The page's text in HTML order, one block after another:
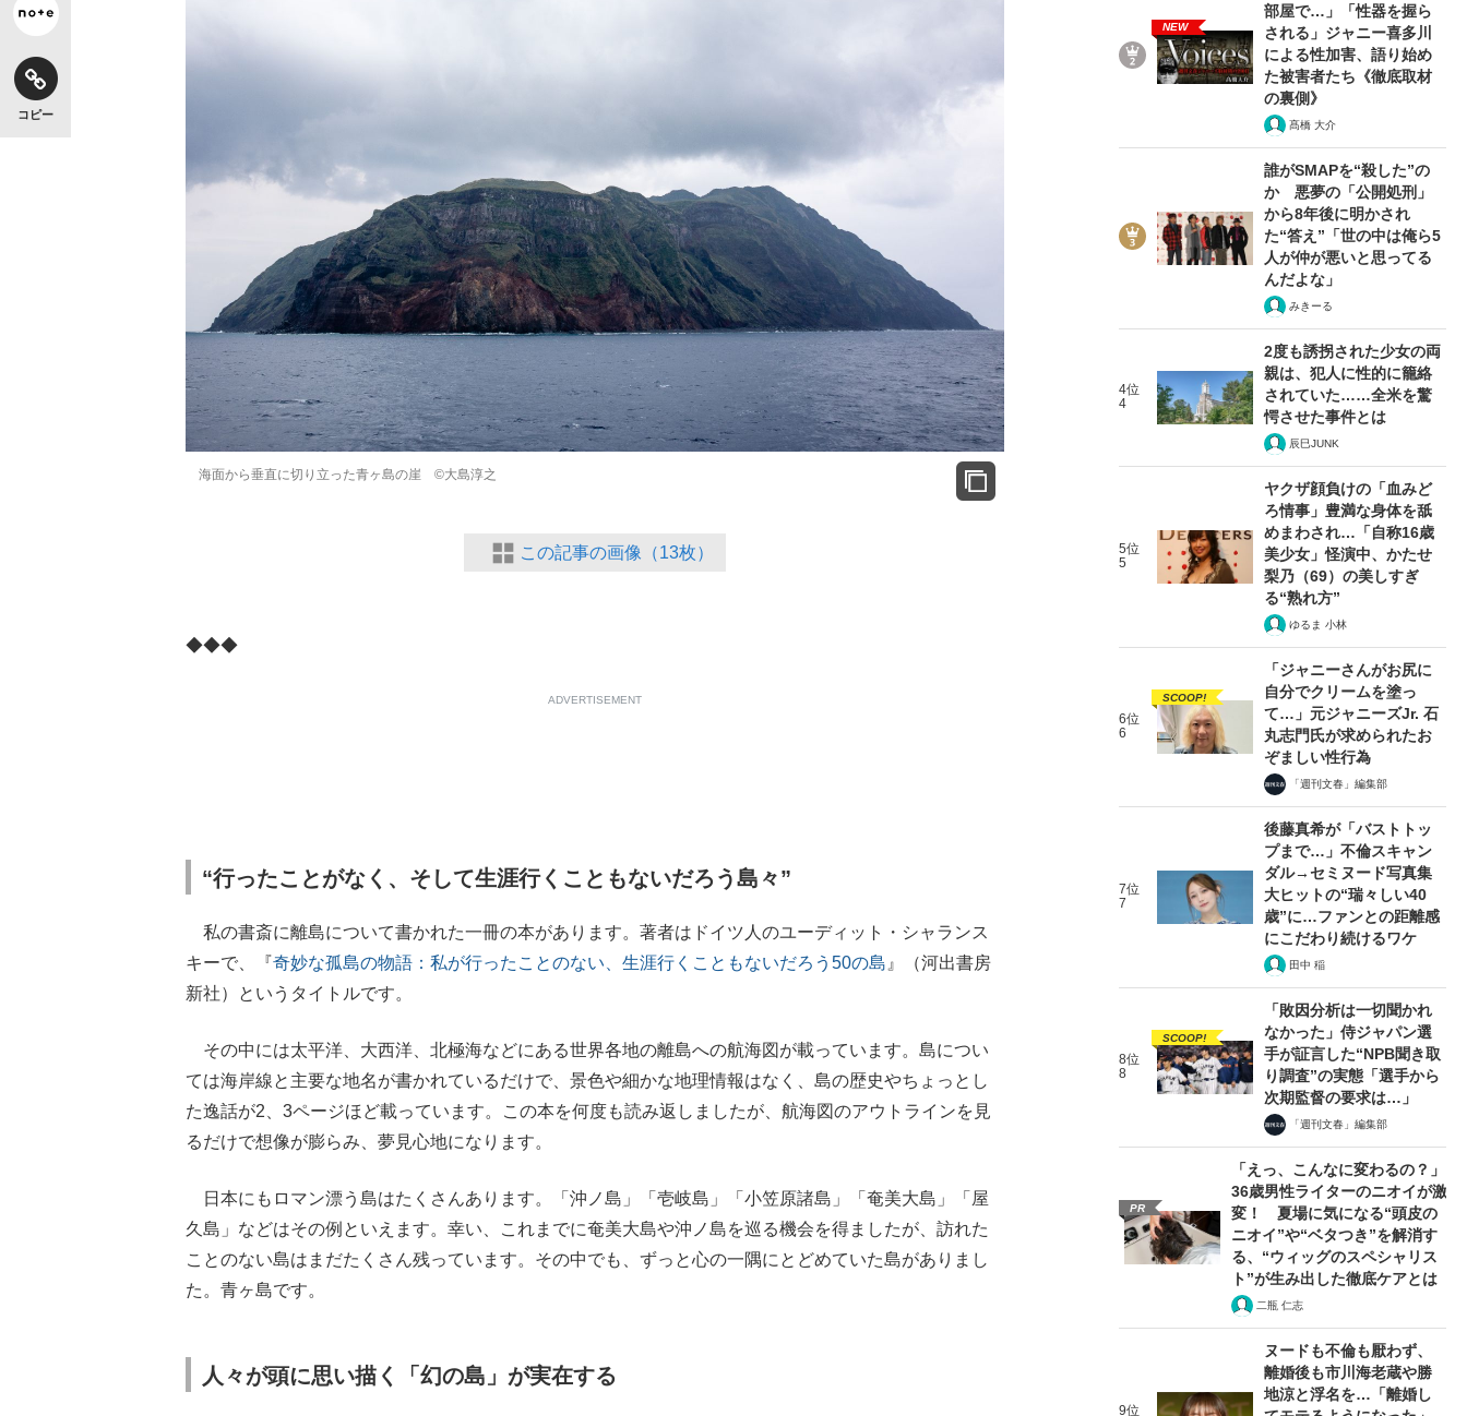
コピー
海面から垂直に切り立った青ヶ島の崖 ©️大島淳之
この記事の画像（13枚）
◆◆◆
ADVERTISEMENT
“行ったことがなく、そして生涯行くこともないだろう島々”
私の書斎に離島について書かれた一冊の本があります。著者はドイツ人のユーディット・シャランス
キーで、『奇妙な孤島の物語：私が行ったことのない、生涯行くこともないだろう50の島 』（河出書房
新社）というタイトルです。
その中には太平洋、大西洋、北極海などにある世界各地の離島への航海図が載っています。島につい
ては海岸線と主要な地名が書かれているだけで、景色や細かな地理情報はなく、島の歴史やちょっとし
た逸話が2、3ページほど載っています。この本を何度も読み返しましたが、航海図のアウトラインを見
るだけで想像が膨らみ、夢見心地になります。
日本にもロマン漂う島はたくさんあります。「沖ノ島」「壱岐島」「小笠原諸島」「奄美大島」「屋
久島」などはその例といえます。幸い、これまでに奄美大島や沖ノ島を巡る機会を得ましたが、訪れた
ことのない島はまだたくさん残っています。その中でも、ずっと心の一隅にとどめていた島がありまし
た。青ヶ島です。
人々が頭に思い描く「幻の島」が実在する
NEW
部屋で…」「性器を握ら
される」ジャニー喜多川
による性加害、語り始め
た被害者たち《徹底取材
の裏側》
髙橋 大介
誰がSMAPを“殺した”の
か 悪夢の「公開処刑」
から8年後に明かされ
た“答え”「世の中は俺ら5
人が仲が悪いと思ってる
んだよな」
みきーる
4位
4
2度も誘拐された少女の両
親は、犯人に性的に籠絡
されていた……全米を驚
愕させた事件とは
辰巳JUNK
5位
5
ヤクザ顔負けの「血みど
ろ情事」豊満な身体を舐
めまわされ…「自称16歳
美少女」怪演中、かたせ
梨乃（69）の美しすぎ
る“熟れ方”
ゆるま 小林
6位
6
SCOOP!
「ジャニーさんがお尻に
自分でクリームを塗っ
て…」元ジャニーズJr. 石
丸志門氏が求められたお
ぞましい性行為
「週刊文春」編集部
7位
7
後藤真希が「バストトッ
プまで…」不倫スキャン
ダル→セミヌード写真集
大ヒットの“瑞々しい40
歳”に…ファンとの距離感
にこだわり続けるワケ
田中 稲
8位
8
SCOOP!
「敗因分析は一切聞かれ
なかった」侍ジャパン選
手が証言した“NPB聞き取
り調査”の実態「選手から
次期監督の要求は…」
「週刊文春」編集部
PR
「えっ、こんなに変わるの？」
36歳男性ライターのニオイが激
変！ 夏場に気になる“頭皮の
ニオイ”や“ベタつき”を解消す
る、“ウィッグのスペシャリス
ト”が生み出した徹底ケアとは
二瓶 仁志
9位
ヌードも不倫も厭わず、
離婚後も市川海老蔵や勝
地涼と浮名を…「離婚し